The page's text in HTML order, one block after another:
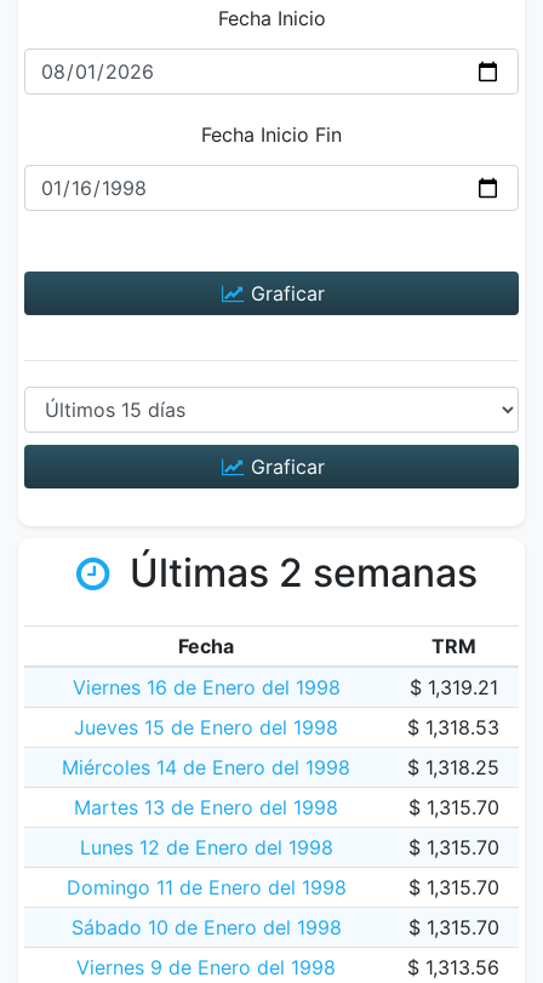
Fecha Inicio
Fecha Inicio Fin
Graficar
Graficar
Últimas 2 semanas
Fecha
TRM
Viernes 16 de Enero del 1998
$ 1,319.21
Jueves 15 de Enero del 1998
$ 1,318.53
Miércoles 14 de Enero del 1998
$ 1,318.25
Martes 13 de Enero del 1998
$ 1,315.70
Lunes 12 de Enero del 1998
$ 1,315.70
Domingo 11 de Enero del 1998
$ 1,315.70
Sábado 10 de Enero del 1998
$ 1,315.70
Viernes 9 de Enero del 1998
$ 1,313.56